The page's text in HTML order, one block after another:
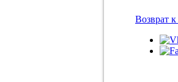
Возврат